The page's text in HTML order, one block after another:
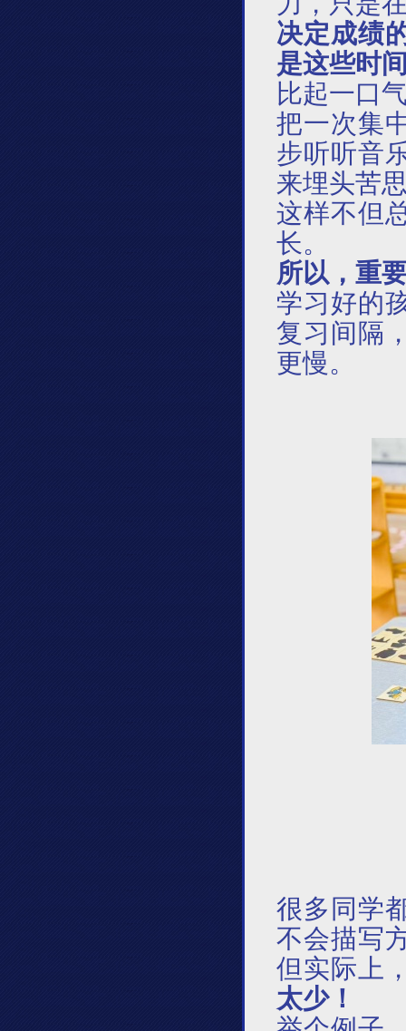
决定成绩
是这些时
比起一口
把一次集
步听听音
来埋头苦
这样不但
长。
所以，重
学习好的
复习间隔
更慢。
很多同学
不会描写
但实际上
太少！